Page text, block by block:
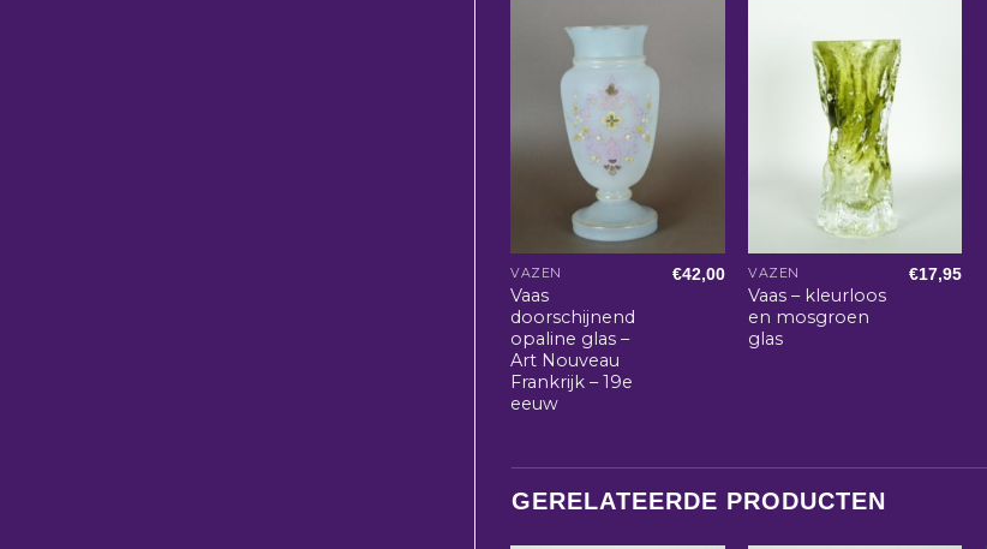
VAZEN
Vaas
doorschijnend
opaline glas –
Art Nouveau
Frankrijk – 19e
eeuw
€42,00 VAZEN
Vaas – kleurloos
en mosgroen
glas
€17,95
GERELATEERDE PRODUCTEN